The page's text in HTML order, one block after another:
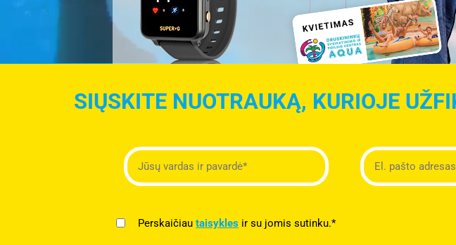
SIŲSKITE NUOTRAUKĄ, KURIOJE
Perskaičiau taisykles ir su jomis sutinku.*